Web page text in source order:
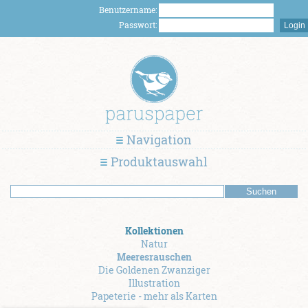
Benutzername:
Passwort:
Navigation
Produktauswahl
Kollektionen
Natur
Meeresrauschen
Die Goldenen Zwanziger
Illustration
Papeterie - mehr als Karten